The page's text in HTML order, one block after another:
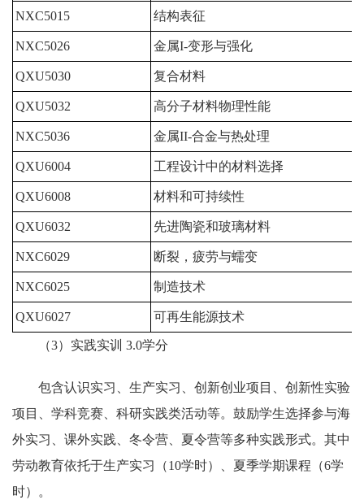
NXC5015 结构表征
NXC5026 金属I-变形与强化
QXU5030 复合材料
QXU5032 高分子材料物理性能
NXC5036 金属II-合金与热处理
QXU6004 工程设计中的材料选择
QXU6008 材料和可持续性
QXU6032 先进陶瓷和玻璃材料
NXC6029 断裂，疲劳与蠕变
NXC6025 制造技术
QXU6027 可再生能源技术
（3）实践实训 3.0学分
包含认识实习、生产实习、创新创业项目、创新性实验
项目、学科竞赛、科研实践类活动等。鼓励学生选择参与海
外实习、课外实践、冬令营、夏令营等多种实践形式。其中
劳动教育依托于生产实习（10学时）、夏季学期课程（6学
时）。